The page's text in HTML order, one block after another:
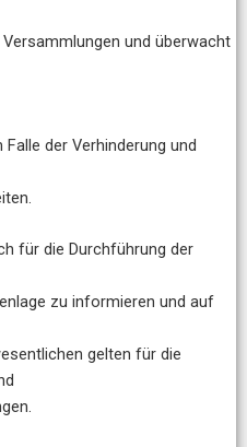
und überwacht
der Verhinderung und
für die Durchführung der
zu informieren und auf
gelten für die